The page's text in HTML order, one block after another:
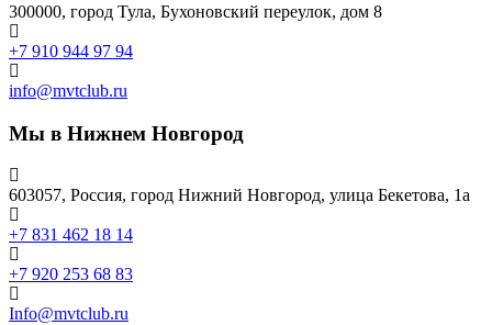
300000, город Тула, Бухоновский переулок, дом 8
+7 910 944 97 94
info@mvtclub.ru
Мы в Нижнем Новгород
603057, Россия, город Нижний Новгород, улица Бекетова, 1а
+7 831 462 18 14
+7 920 253 68 83
Info@mvtclub.ru